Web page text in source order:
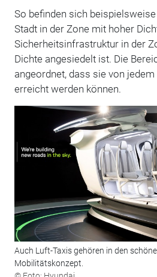
So befinden sich
Stadt in der Zone mit hoher
Sicherheitsinfrastruktur in der
Dichte angesiedelt ist. Die
angeordnet, dass sie von
erreicht werden können.
Auch Luft-Taxis gehören in den
Mobilitätskonzept.